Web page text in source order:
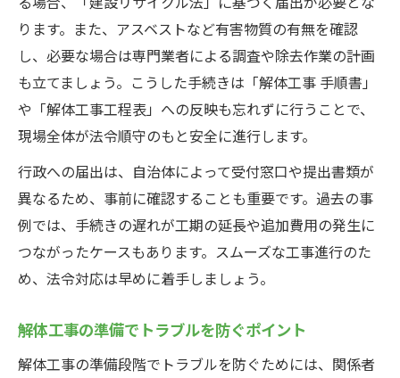
ります。また、アスベストなど有害物質の有無を確認
し、必要な場合は専門業者による調査や除去作業の計画
も立てましょう。こうした手続きは「解体工事 手順書」
や「解体工事工程表」への反映も忘れずに行うことで、
現場全体が法令順守のもと安全に進行します。
行政への届出は、自治体によって受付窓口や提出書類が
異なるため、事前に確認することも重要です。過去の事
例では、手続きの遅れが工期の延長や追加費用の発生に
つながったケースもあります。スムーズな工事進行のた
め、法令対応は早めに着手しましょう。
解体工事の準備でトラブルを防ぐポイント
解体工事の準備段階でトラブルを防ぐためには、関係者